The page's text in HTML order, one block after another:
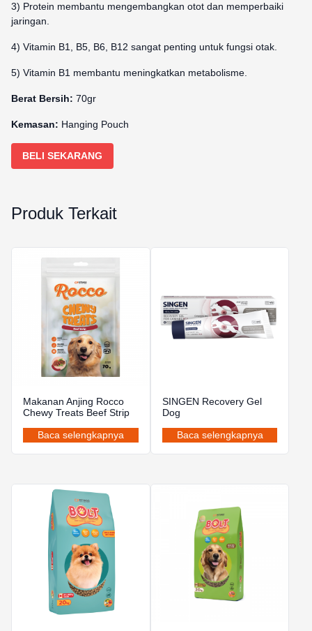
3) Protein membantu mengembangkan otot dan memperbaiki
jaringan.
4) Vitamin B1, B5, B6, B12 sangat penting untuk fungsi otak.
5) Vitamin B1 membantu meningkatkan metabolisme.
Berat Bersih: 70gr
Kemasan: Hanging Pouch
BELI SEKARANG
Produk Terkait
Makanan Anjing Rocco
Chewy Treats Beef Strip
Baca selengkapnya
SINGEN Recovery Gel
Dog
Baca selengkapnya